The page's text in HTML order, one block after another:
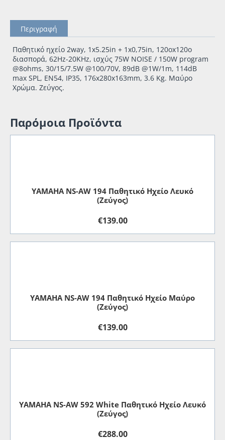
Περιγραφή
Παθητικό ηχείο 2way, 1x5.25in + 1x0,75in, 120ox120o
διασπορά, 62Hz-20ΚHz, ισχύς 75W NOISE / 150W program
@8ohms, 30/15/7.5W @100/70V, 89dB @1W/1m, 114dB
max SPL, ΕΝ54, IP35, 176x280x163mm, 3.6 Kg. Μαύρο
Χρώμα. Ζεύγος.
Παρόμοια Προϊόντα
YAMAHA NS-AW 194 Παθητικό Ηχείο Λευκό
(Ζεύγος)
€139.00
YAMAHA NS-AW 194 Παθητικό Ηχείο Μαύρο
(Ζεύγος)
€139.00
YAMAHA NS-AW 592 White Παθητικό Ηχείο Λευκό
(Ζεύγος)
€288.00